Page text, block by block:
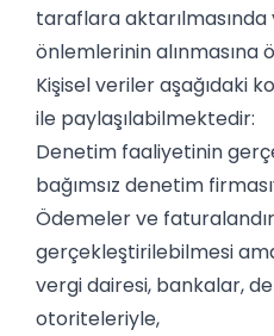
taraflara
önlemlerinin alınmasına
Kişisel veriler aşağıdaki
ile paylaşılabilmektedir:
Denetim faaliyetinin
bağımsız denetim
Ödemeler ve
gerçekleştirilebilmesi
vergi dairesi, bankalar,
otoriteleriyle,